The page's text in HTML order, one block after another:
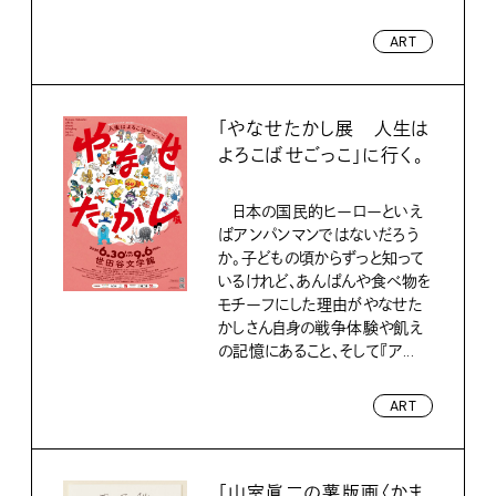
ART
「やなせたかし展 人生は
よろこばせごっこ」に行く。
日本の国民的ヒーローといえ
ばアンパンマンではないだろう
か。子どもの頃からずっと知って
いるけれど、あんぱんや食べ物を
モチーフにした理由がやなせた
かしさん自身の戦争体験や飢え
の記憶にあること、そして『ア...
ART